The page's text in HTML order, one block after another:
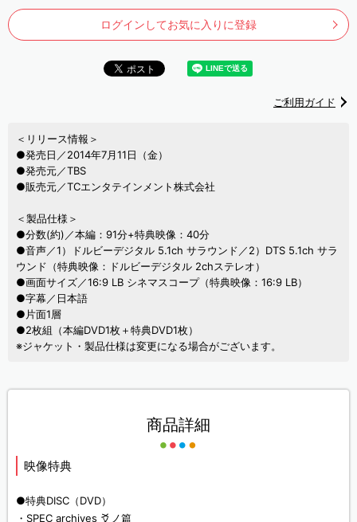
ログインしてお気に入りに登録
ご利用ガイド
＜リリース情報＞
●発売日／2014年7月11日（金）
●発売元／TBS
●販売元／TCエンタテインメント株式会社
＜製品仕様＞
●分数(約)／本編：91分+特典映像：40分
●音声／1）ドルビーデジタル 5.1ch サラウンド／2）DTS 5.1ch サラ
ウンド（特典映像：ドルビーデジタル 2chステレオ）
●画面サイズ／16:9 LB シネマスコープ（特典映像：16:9 LB）
●字幕／日本語
●片面1層
●2枚組（本編DVD1枚＋特典DVD1枚）
※ジャケット・製品仕様は変更になる場合がございます。
商品詳細
映像特典
●特典DISC（DVD）
・SPEC archives 爻ノ篇